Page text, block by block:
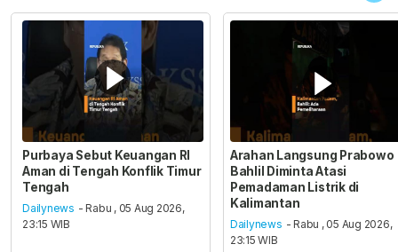
Purbaya Sebut Keuangan RI
Aman di Tengah Konflik Timur
Tengah
Dailynews - Rabu , 05 Aug 2026,
23:15 WIB
Arahan Langsung Prabowo
Bahlil Diminta Atasi
Pemadaman Listrik di
Kalimantan
Dailynews - Rabu , 05 Aug 2026,
23:15 WIB